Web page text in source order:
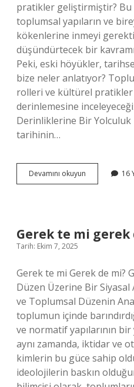
pratikler geliştirmiştir? Bu
toplumsal yapıların ve
kökenlerine inmeyi
düşündürtecek bir
Peki, eski höyükler,
bize neler anlatıyor?
rolleri ve kültürel
derinlemesine
Derinliklerine Bir Yolculuk
tarihinin…
Devamını okuyun
höyük
16
Gerek te mi gerek
Tarih: Ekim 7, 2025
Gerek te mi Gerek de mi?
Düzen Üzerine Bir Siyasal
ve Toplumsal Düzenin
toplumun içinde
ve normatif yapılarının bir
aynı zamanda, iktidar ve
kimlerin bu güce sahip
ideolojilerin baskın